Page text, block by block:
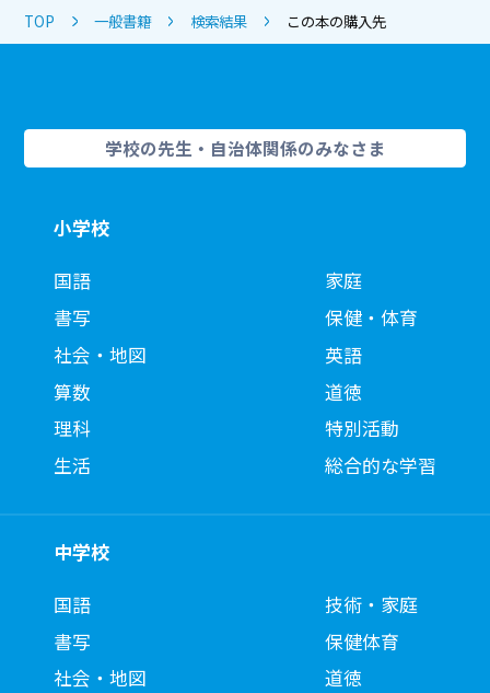
TOP 一般書籍 検索結果 この本の購入先
学校の先生・自治体関係のみなさま
小学校
国語
書写
社会・地図
算数
理科
生活
家庭
保健・体育
英語
道徳
特別活動
総合的な学習
中学校
国語
書写
社会・地図
技術・家庭
保健体育
道徳